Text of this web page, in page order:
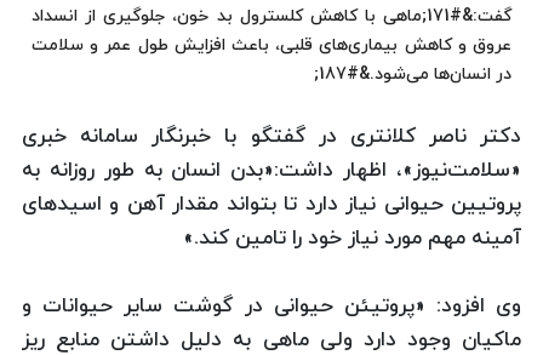
گفت:&#171;ماهی با کاهش کلسترول بد خون، جلوگیری از انسداد
عروق و کاهش بیماری‌های قلبی، باعث افزایش طول عمر و سلامت
در انسان‌ها می‌شود.&#187;
دکتر ناصر کلانتری در گفتگو با خبرنگار سامانه خبری
«سلامت‌نیوز»، اظهار داشت:«بدن انسان به طور روزانه به
پروتیین حیوانی نیاز دارد تا بتواند مقدار آهن و اسیدهای
آمینه مهم مورد نیاز خود را تامین کند.»
وی افزود: «پروتیئن حیوانی در گوشت سایر حیوانات و
ماکیان وجود دارد ولی ماهی به دلیل داشتن منابع ریز